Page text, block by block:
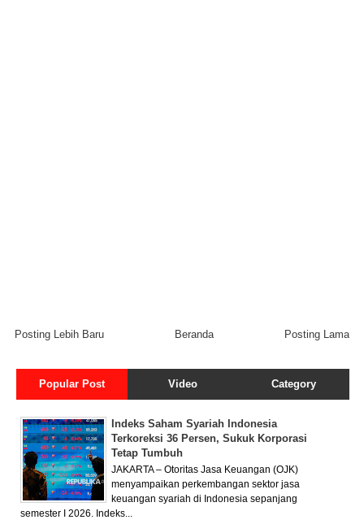
Posting Lebih Baru Posting Lama
Beranda
Popular Post Video Category
Indeks Saham Syariah Indonesia
Terkoreksi 36 Persen, Sukuk Korporasi
Tetap Tumbuh
JAKARTA – Otoritas Jasa Keuangan (OJK)
menyampaikan perkembangan sektor jasa
keuangan syariah di Indonesia sepanjang
semester I 2026. Indeks...